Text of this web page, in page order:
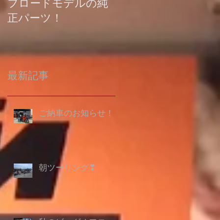
フロードモデルの純
正パーツ！
最新記事
ご納車のお知らせ！
朝ツーリング❣